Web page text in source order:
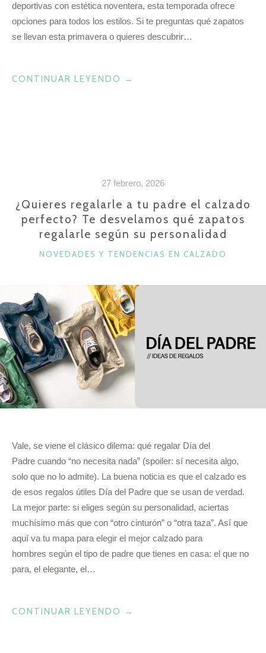
deportivas con estética noventera, esta temporada ofrece
opciones para todos los estilos. Si te preguntas qué zapatos
se llevan esta primavera o quieres descubrir…
CONTINUAR LEYENDO
«¡ALERTA!
PRIMAVERA-
VERANO
QUE
VAS
ESTE
2026»
→
27 febrero, 2026
¿Quieres regalarle a tu padre el calzado
perfecto? Te desvelamos qué zapatos
regalarle según su personalidad
CATEGORÍAS
NOVEDADES Y TENDENCIAS EN CALZADO
Vale, se viene el clásico dilema: qué regalar Día del
Padre cuando “no necesita nada” (spoiler: sí necesita algo,
solo que no lo admite). La buena noticia es que el calzado es
de esos regalos útiles Día del Padre que se usan de verdad.
La mejor parte: si eliges según su personalidad, aciertas
muchísimo más que con “otro cinturón” o “otra taza”. Así que
aquí va tu mapa para elegir el mejor calzado para
hombres según el tipo de padre que tienes en casa: el que no
para, el elegante, el…
CONTINUAR LEYENDO
«¿QUIERES
→